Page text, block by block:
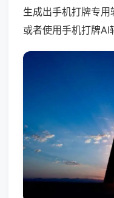
生成出手机打牌专
或者使用手机打牌AI